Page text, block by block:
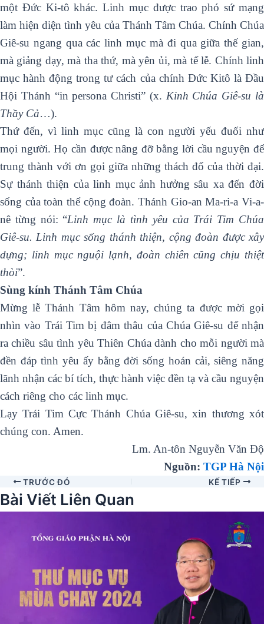
một Đức Ki-tô khác. Linh mục được trao phó sứ mạng
làm hiện diện tình yêu của Thánh Tâm Chúa. Chính Chúa
Giê-su ngang qua các linh mục mà đi qua giữa thế gian,
mà giảng dạy, mà tha thứ, mà yên ủi, mà tế lễ. Chính linh
mục hành động trong tư cách của chính Đức Kitô là Đầu
Hội Thánh “in persona Christi” (x. Kinh Chúa Giê-su là
Thầy Cả…).
Thứ đến, vì linh mục cũng là con người yếu đuối như
mọi người. Họ cần được nâng đỡ bằng lời cầu nguyện để
trung thành với ơn gọi giữa những thách đố của thời đại.
Sự thánh thiện của linh mục ảnh hưởng sâu xa đến đời
sống của toàn thể cộng đoàn. Thánh Gio-an Ma-ri-a Vi-a-
nê từng nói: “Linh mục là tình yêu của Trái Tim Chúa
Giê-su. Linh mục sống thánh thiện, cộng đoàn được xây
dựng; linh mục nguội lạnh, đoàn chiên cũng chịu thiệt
thòi”.
Sùng kính Thánh Tâm Chúa
Mừng lễ Thánh Tâm hôm nay, chúng ta được mời gọi
nhìn vào Trái Tim bị đâm thâu của Chúa Giê-su để nhận
ra chiều sâu tình yêu Thiên Chúa dành cho mỗi người mà
đền đáp tình yêu ấy bằng đời sống hoán cải, siêng năng
lãnh nhận các bí tích, thực hành việc đền tạ và cầu nguyện
cách riêng cho các linh mục.
Lạy Trái Tim Cực Thánh Chúa Giê-su, xin thương xót
chúng con. Amen.
Lm. An-tôn Nguyễn Văn Độ
Nguồn: TGP Hà Nội
TRƯỚC ĐÓ KẾ TIẾP
Bài Viết Liên Quan